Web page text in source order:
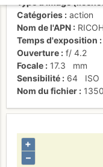
Catégories
action
Nom de l'APN
Temps d'exposition
Ouverture
f/ 4.2
Focale
17.3
mm
Sensibilité
64
ISO
Nom du fichier
+
–